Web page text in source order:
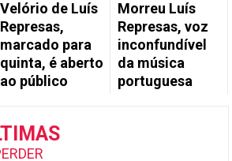
Velório de Luís
Represas,
marcado para
quinta, é aberto
ao público
Morreu Luís
Represas, voz
inconfundível
da música
portuguesa